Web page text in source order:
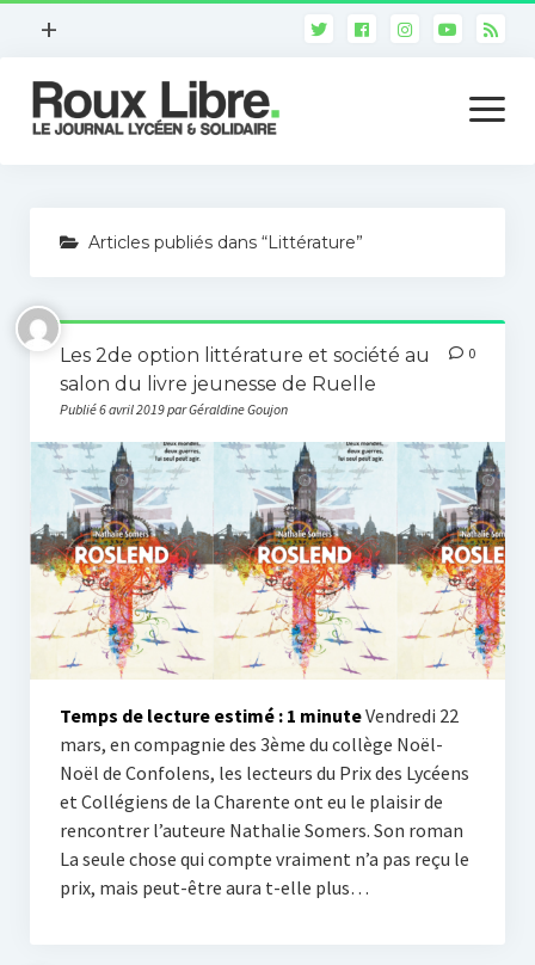
ouvrir
menu
+
Qui sommes-nous ?
Notre ligne éditoriale
ouvrir
le
Arts et culture
7ème art
Les médias
Sciences
Environnement
High-tech
Tribunes et engagement
Vie lycéenne
Activités scolaires
Roux Libre
En español
In english
Articles publiés dans “Littérature”
Les 2de option littérature et société au
salon du livre jeunesse de Ruelle
Publié 6 avril 2019 par Géraldine Goujon
0
Temps de lecture estimé : 1 minuteVendredi 22
mars, en compagnie des 3ème du collège Noël-
Noël de Confolens, les lecteurs du Prix des Lycéens
et Collégiens de la Charente ont eu le plaisir de
rencontrer l’auteure Nathalie Somers. Son roman
La seule chose qui compte vraiment n’a pas reçu le
prix, mais peut-être aura t-elle plus…